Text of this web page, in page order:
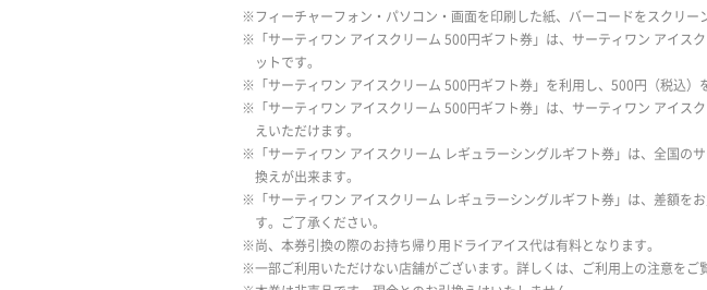
※フィーチャーフォン・パソコン・画面を印刷した紙、バーコードをスクリ
※「サーティワン アイスクリーム 500円ギフト券」は、サーティワン アイス
ットです。
※「サーティワン アイスクリーム 500円ギフト券」を利用し、500円（税込）
※「サーティワン アイスクリーム 500円ギフト券」は、サーティワン アイス
えいただけます。
※「サーティワン アイスクリーム レギュラーシングルギフト券」は、全国の
換えが出来ます。
※「サーティワン アイスクリーム レギュラーシングルギフト券」は、差額を
す。ご了承ください。
※尚、本券引換の際のお持ち帰り用ドライアイス代は有料となります。
※一部ご利用いただけない店舗がございます。詳しくは、ご利用上の注意をご